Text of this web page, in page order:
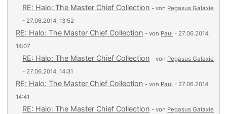
RE: Halo: The Master Chief Collection - von Pegasus Galaxie
- 27.06.2014, 13:52
RE: Halo: The Master Chief Collection - von Paul - 27.06.2014,
14:07
RE: Halo: The Master Chief Collection - von Pegasus Galaxie
- 27.06.2014, 14:31
RE: Halo: The Master Chief Collection - von Paul - 27.06.2014,
14:41
RE: Halo: The Master Chief Collection - von Pegasus Galaxie